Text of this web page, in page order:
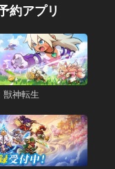
約アプリ
獣神転生